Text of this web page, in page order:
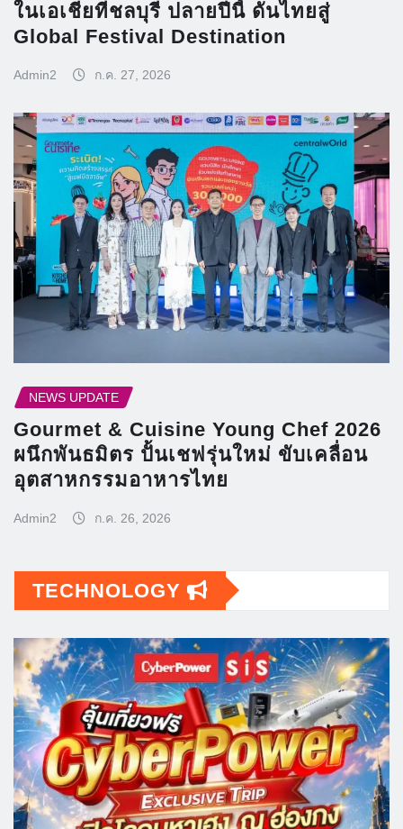
ในเอเชียที่ชลบุรี ปลายปีนี้ ดันไทยสู่
Global Festival Destination
Admin2 ก.ค. 27, 2026
NEWS UPDATE
Gourmet & Cuisine Young Chef 2026
ผนึกพันธมิตร ปั้นเชฟรุ่นใหม่ ขับเคลื่อน
อุตสาหกรรมอาหารไทย
Admin2 ก.ค. 26, 2026
TECHNOLOGY